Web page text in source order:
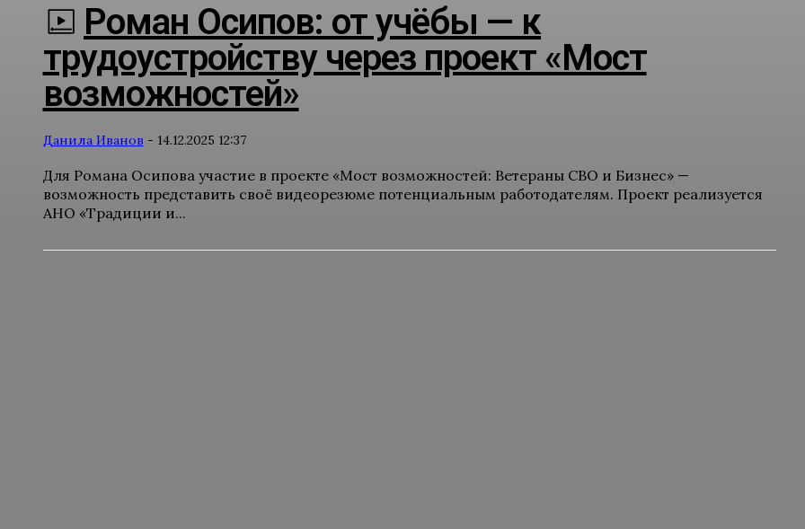
Роман Осипов: от учёбы — к
трудоустройству через проект «Мост
возможностей»
Данила Иванов - 14.12.2025 12:37
Для Романа Осипова участие в проекте «Мост возможностей: Ветераны СВО и Бизнес» —
возможность представить своё видеорезюме потенциальным работодателям. Проект реализуется
АНО «Традиции и...